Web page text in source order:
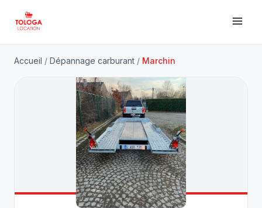
Accueil / Dépannage carburant / Marchin